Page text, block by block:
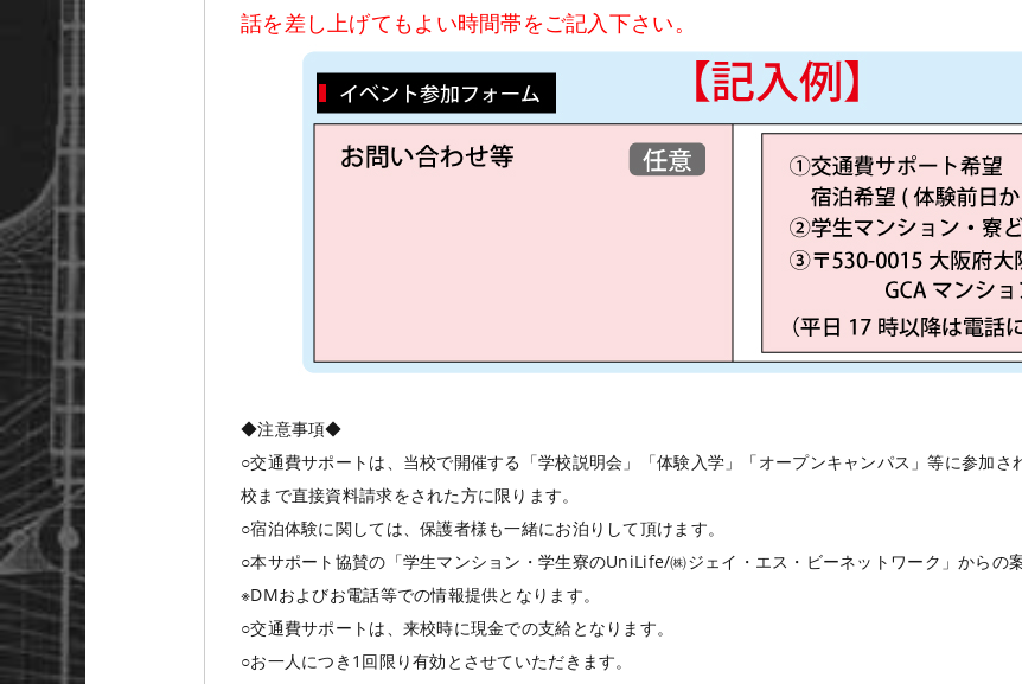
話を差し上げてもよい時間帯をご記入下さい。
◆注意事項◆
○交通費サポートは、当校で開催する「学校説明会」「体験入学」「オープンキャンパス」等に参加
校まで直接資料請求をされた方に限ります。
○宿泊体験に関しては、保護者様も一緒にお泊りして頂けます。
○本サポート協賛の「学生マンション・学生寮のUniLife/㈱ジェイ・エス・ビーネットワーク」からの
※DMおよびお電話等での情報提供となります。
○交通費サポートは、来校時に現金での支給となります。
○お一人につき1回限り有効とさせていただきます。